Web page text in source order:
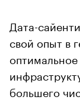
Дата-
свой опыт в
большего